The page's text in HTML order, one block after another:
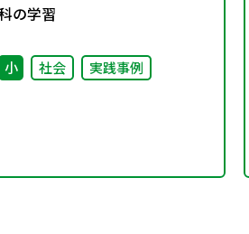
の学習
小 社会 実践事例